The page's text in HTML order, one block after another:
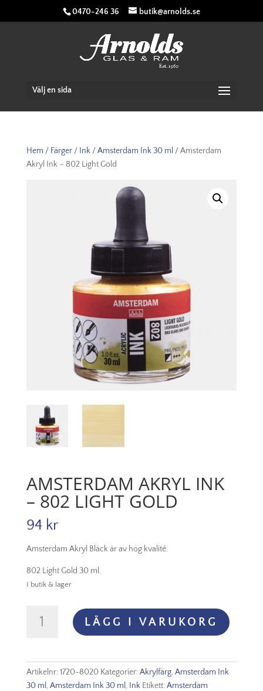
0470-246 36 butik@arnolds.se
Välj en sida
Hem / Färger/ Ink/Amsterdam Ink 30 ml / Amsterdam
Akryl Ink – 802 Light Gold
AMSTERDAM AKRYL INK
– 802 LIGHT GOLD
94 kr
Amsterdam Akryl Bläck är av hög kvalité.
802 Light Gold 30 ml.
I butik & lager
Akryl
LÄGG I VARUKORG
Artikelnr:1720-8020 Kategorier:Akrylfärg,Amsterdam Ink
30 ml ,Amsterdam Ink 30 ml , Ink Etikett:Amsterdam